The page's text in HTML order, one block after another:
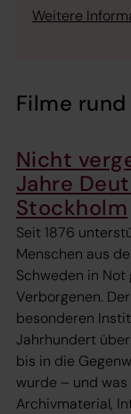
Weitere
Filme
Nicht
Jahre
Stockholm
Seit 1876
Menschen aus
Schweden in
Verborgenen.
besonderen
Jahrhundert
bis in die
wurde – und
Archivmaterial,